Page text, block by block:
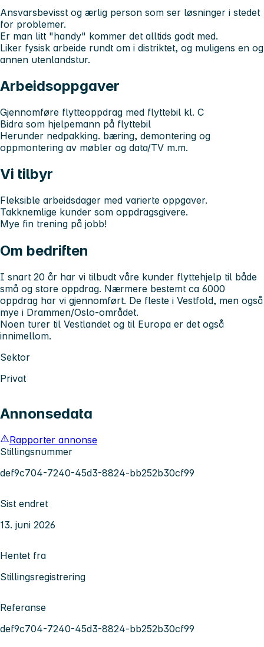
Ansvarsbevisst og ærlig person som ser løsninger i stedet
for problemer.
Er man litt "handy" kommer det alltids godt med.
Liker fysisk arbeide rundt om i distriktet, og muligens en og
annen utenlandstur.
Arbeidsoppgaver
Gjennomføre flytteoppdrag med flyttebil kl. C
Bidra som hjelpemann på flyttebil
Herunder nedpakking. bæring, demontering og
oppmontering av møbler og data/TV m.m.
Vi tilbyr
Fleksible arbeidsdager med varierte oppgaver.
Takknemlige kunder som oppdragsgivere.
Mye fin trening på jobb!
Om bedriften
I snart 20 år har vi tilbudt våre kunder flyttehjelp til både
små og store oppdrag. Nærmere bestemt ca 6000
oppdrag har vi gjennomført. De fleste i Vestfold, men også
mye i Drammen/Oslo-området.
Noen turer til Vestlandet og til Europa er det også
innimellom.
Sektor
Privat
Annonsedata
Rapporter annonse
Stillingsnummer
def9c704-7240-45d3-8824-bb252b30cf99
Sist endret
13. juni 2026
Hentet fra
Stillingsregistrering
Referanse
def9c704-7240-45d3-8824-bb252b30cf99